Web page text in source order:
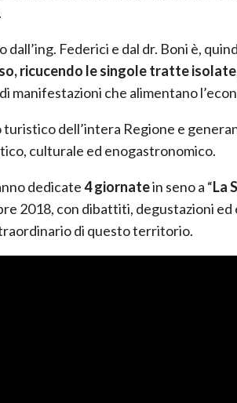
Federici e dal dr. Boni è,
ricucendo le singole tratte isolate
manifestazioni che alimentano
dell’intera Regione e
culturale ed enogastronomico.
dedicate4 giornatein seno a “La
2018, con dibattiti, degustazioni ed
di questo territorio.